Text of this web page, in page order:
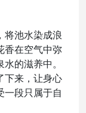
将池水染成浪
香在空气中弥
的滋养中。
下来，让身心
一段只属于自